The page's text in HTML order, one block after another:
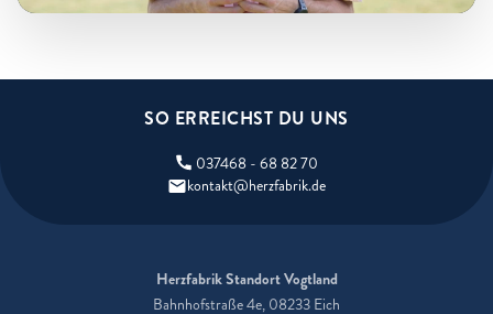
SO ERREICHST DU UNS
037468 - 68 82 70
kontakt@herzfabrik.de
Herzfabrik Standort Vogtland
Bahnhofstraße 4e, 08233 Eich